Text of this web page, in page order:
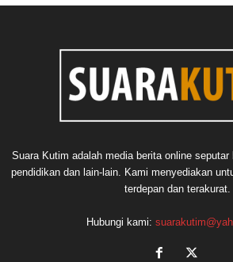
Suara Kutim adalah media berita online seputar
pendidikan dan lain-lain. Kami menyediakan
terdepan dan terakurat.
Hubungi kami: